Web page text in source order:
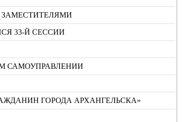
33-Й СЕССИИ
САМОУПРАВЛЕНИИ
ГОРОДА АРХАНГЕЛЬСКА»